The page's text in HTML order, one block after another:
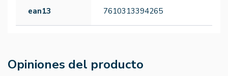
ean13 7610313394265
Opiniones del producto